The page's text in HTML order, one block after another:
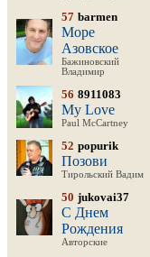
57 barmen
Море
Азовское
Бажиновский
Владимир
56 8911083
My Love
Paul McCartney
52 popurik
Позови
Тирольский Вадим
50 jukovai37
С Днем
Рождения
Авторские